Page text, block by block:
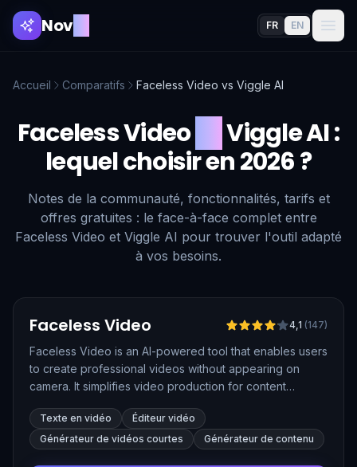
NovAI FR EN
Accueil Comparatifs Faceless Video vs Viggle AI
Faceless Video Viggle AI:
lequel choisir en 2026 ?
Notes de la communauté, fonctionnalités, tarifs et
offres gratuites : le face-à-face complet entre
Faceless Video et Viggle AI pour trouver l'outil adapté
à vos besoins.
Faceless Video 4,1 (147)
Faceless Video is an AI-powered tool that enables users
to create professional videos without appearing on
camera. It simplifies video production for content
range of features for generating engaging video
content.
Texte en vidéo
Éditeur vidéo
Générateur de vidéos courtes
Générateur de contenu